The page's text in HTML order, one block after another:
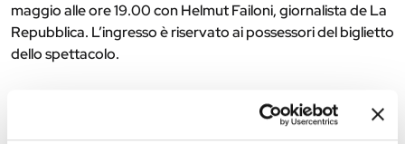
maggio alle ore 19.00 con Helmut Failoni, giornalista de La
Repubblica. L’ingresso è riservato ai possessori del biglietto
dello spettacolo.
Fondazione Teatro Comunale di Ferrara